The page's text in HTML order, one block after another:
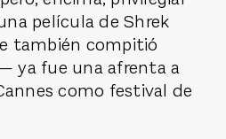
película de Shrek
también compitió
ya fue una afrenta a
como festival de